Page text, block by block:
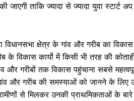
जाएगी ताकि ज्यादा से ज्यादा युवा
क्षेत्र के गांव और गरीब का
के विकास कार्यो में किसी भी तरह की
और गरीबों तक विकास पहुंचाना सबसे
और गरीब की समस्याओं को जानने के लिए
से मिलकर उनकी प्राथमिकताओं के बारे